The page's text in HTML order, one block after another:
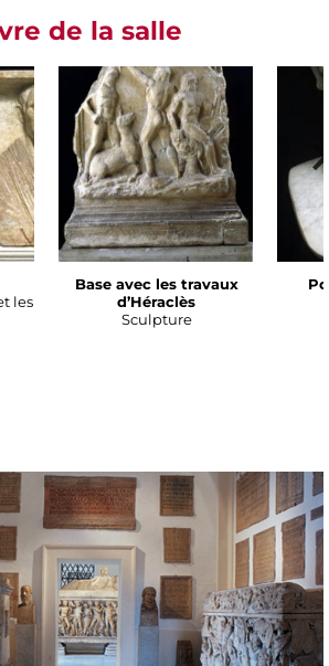
de la salle
les
Base avec les travaux
d’Héraclès
Sculpture